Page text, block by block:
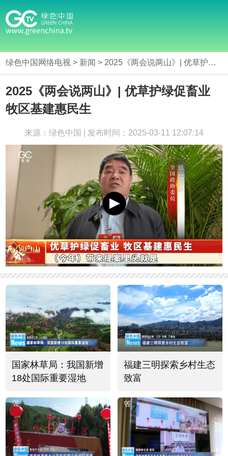
绿色中国网络电视 > 新闻 > 2025《两会说两山》| 优草护绿促畜业 牧区基建惠民生
2025《两会说两山》| 优草护绿促畜业
牧区基建惠民生
来源：绿色中国 | 发布时间：2025-03-11 12:07:14
国家林草局：我国新增
18处国际重要湿地
福建三明探索乡村生态
致富